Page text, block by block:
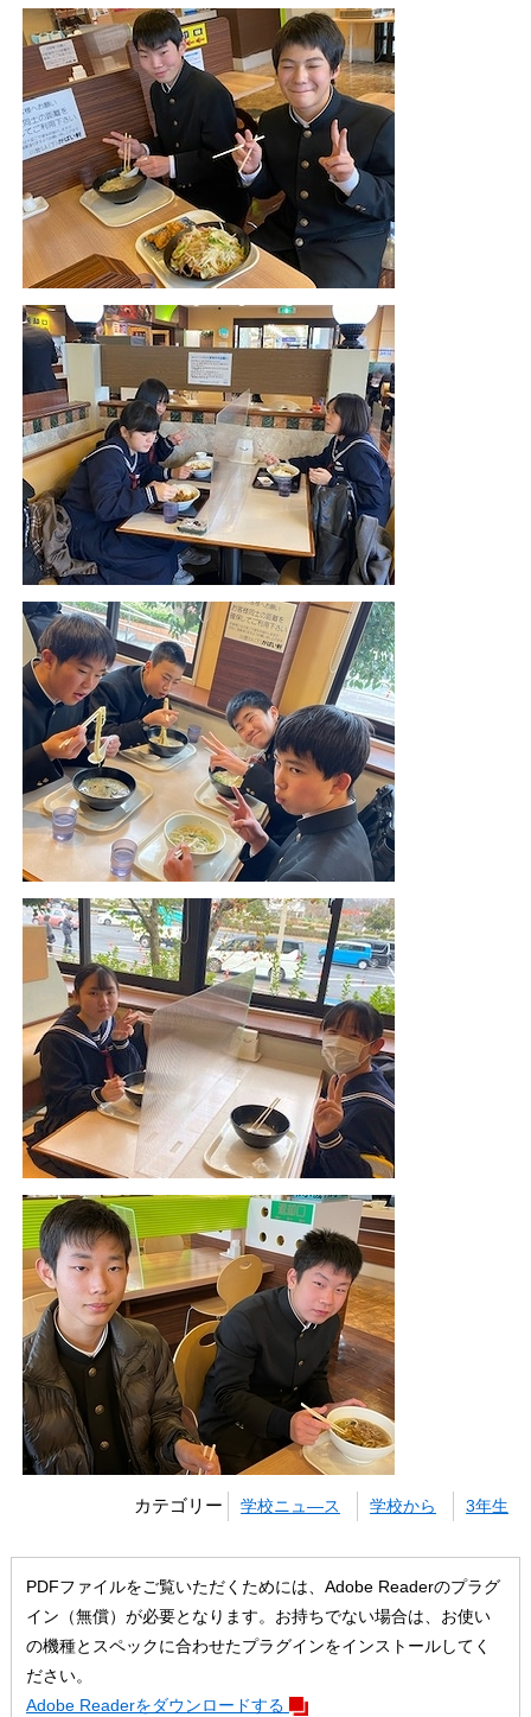
カテゴリー 学校ニュ―ス 学校から 3年生
PDFファイルをご覧いただくためには、Adobe Readerのプラグ
イン（無償）が必要となります。お持ちでない場合は、お使い
の機種とスペックに合わせたプラグインをインストールしてく
ださい。
Adobe Readerをダウンロードする